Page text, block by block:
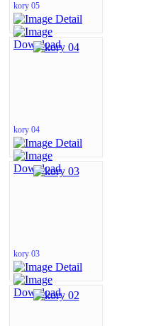
kory 05
kory 04
kory 03